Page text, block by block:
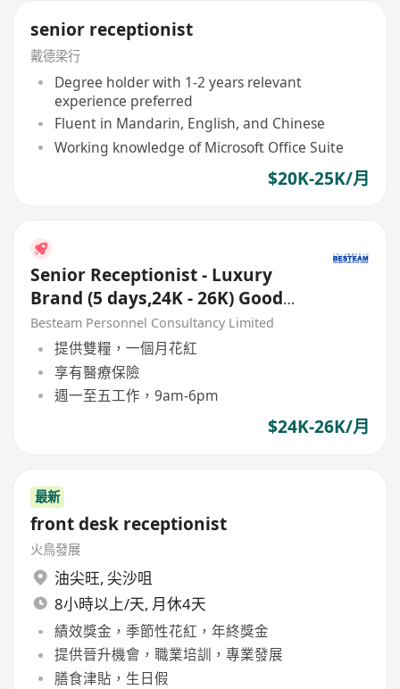
senior receptionist
戴德梁行
Degree holder with 1-2 years relevant
experience preferred
Fluent in Mandarin, English, and Chinese
Working knowledge of Microsoft Office Suite
$20K-25K/月
Senior Receptionist - Luxury
Brand (5 days,24K - 26K) Good
Benefits
Besteam Personnel Consultancy Limited
提供雙糧，一個月花紅
享有醫療保險
週一至五工作，9am-6pm
$24K-26K/月
最新
front desk receptionist
火鳥發展
油尖旺, 尖沙咀
8小時以上/天, 月休4天
績效獎金，季節性花紅，年終獎金
提供晉升機會，職業培訓，專業發展
膳食津貼，生日假